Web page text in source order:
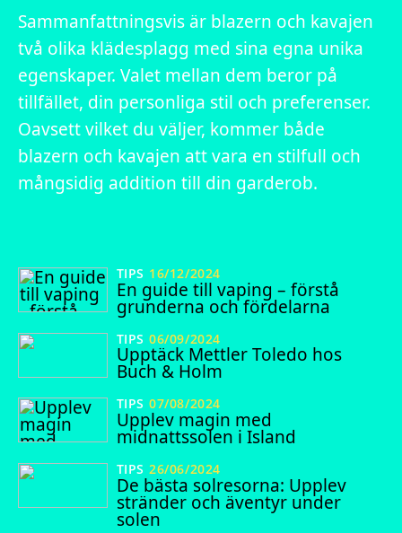
Sammanfattningsvis är blazern och kavajen
två olika klädesplagg med sina egna unika
egenskaper. Valet mellan dem beror på
tillfället, din personliga stil och preferenser.
Oavsett vilket du väljer, kommer både
blazern och kavajen att vara en stilfull och
mångsidig addition till din garderob.
TIPS 16/12/2024
En guide till vaping – förstå
grunderna och fördelarna
TIPS 06/09/2024
Upptäck Mettler Toledo hos
Buch & Holm
TIPS 07/08/2024
Upplev magin med
midnattssolen i Island
TIPS 26/06/2024
De bästa solresorna: Upplev
stränder och äventyr under
solen